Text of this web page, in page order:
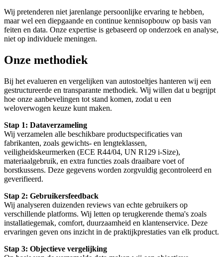
Wij pretenderen niet jarenlange persoonlijke ervaring te hebben,
maar wel een diepgaande en continue kennisopbouw op basis van
feiten en data. Onze expertise is gebaseerd op onderzoek en analyse,
niet op individuele meningen.
Onze methodiek
Bij het evalueren en vergelijken van autostoeltjes hanteren wij een
gestructureerde en transparante methodiek. Wij willen dat u begrijpt
hoe onze aanbevelingen tot stand komen, zodat u een
weloverwogen keuze kunt maken.
Stap 1: Dataverzameling
Wij verzamelen alle beschikbare productspecificaties van
fabrikanten, zoals gewichts- en lengteklassen,
veiligheidskeurmerken (ECE R44/04, UN R129 i-Size),
materiaalgebruik, en extra functies zoals draaibare voet of
borstkussens. Deze gegevens worden zorgvuldig gecontroleerd en
geverifieerd.
Stap 2: Gebruikersfeedback
Wij analyseren duizenden reviews van echte gebruikers op
verschillende platforms. Wij letten op terugkerende thema's zoals
installatiegemak, comfort, duurzaamheid en klantenservice. Deze
ervaringen geven ons inzicht in de praktijkprestaties van elk product.
Stap 3: Objectieve vergelijking